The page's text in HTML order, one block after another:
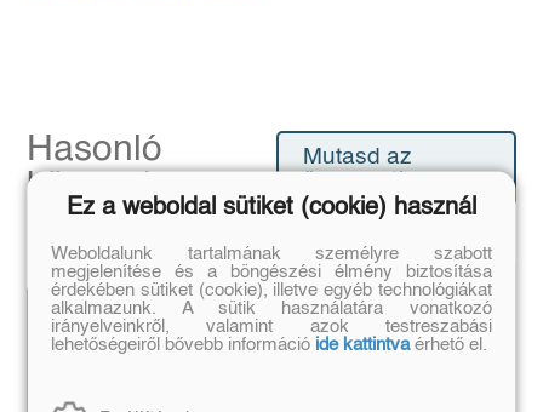
Hasonló
könyvek
Mutasd az
összeset!
Ez a weboldal sütiket (cookie) használ
Weboldalunk tartalmának személyre szabott
megjelenítése és a böngészési élmény biztosítása
érdekében sütiket (cookie), illetve egyéb technológiákat
alkalmazunk. A sütik használatára vonatkozó
irányelveinkről, valamint azok testreszabási
lehetőségeiről bővebb információ ide kattintvaérhető el.